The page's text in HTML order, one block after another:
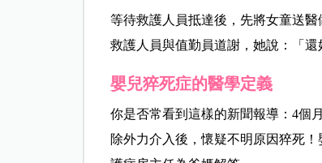
等待救護人員抵達後，先將女童送
救護人員與值勤員道謝，她說：「還
嬰兒猝死症的醫學定義
你是否常看到這樣的新聞報導：4個
除外力介入後，懷疑不明原因猝死